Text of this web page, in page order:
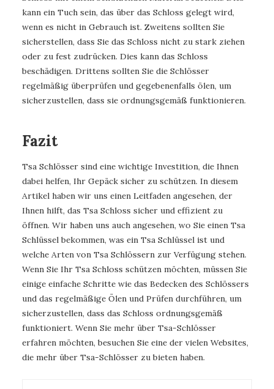
kann ein Tuch sein, das über das Schloss gelegt wird,
wenn es nicht in Gebrauch ist. Zweitens sollten Sie
sicherstellen, dass Sie das Schloss nicht zu stark ziehen
oder zu fest zudrücken. Dies kann das Schloss
beschädigen. Drittens sollten Sie die Schlösser
regelmäßig überprüfen und gegebenenfalls ölen, um
sicherzustellen, dass sie ordnungsgemäß funktionieren.
Fazit
Tsa Schlösser sind eine wichtige Investition, die Ihnen
dabei helfen, Ihr Gepäck sicher zu schützen. In diesem
Artikel haben wir uns einen Leitfaden angesehen, der
Ihnen hilft, das Tsa Schloss sicher und effizient zu
öffnen. Wir haben uns auch angesehen, wo Sie einen Tsa
Schlüssel bekommen, was ein Tsa Schlüssel ist und
welche Arten von Tsa Schlössern zur Verfügung stehen.
Wenn Sie Ihr Tsa Schloss schützen möchten, müssen Sie
einige einfache Schritte wie das Bedecken des Schlössers
und das regelmäßige Ölen und Prüfen durchführen, um
sicherzustellen, dass das Schloss ordnungsgemäß
funktioniert. Wenn Sie mehr über Tsa-Schlösser
erfahren möchten, besuchen Sie eine der vielen Websites,
die mehr über Tsa-Schlösser zu bieten haben.